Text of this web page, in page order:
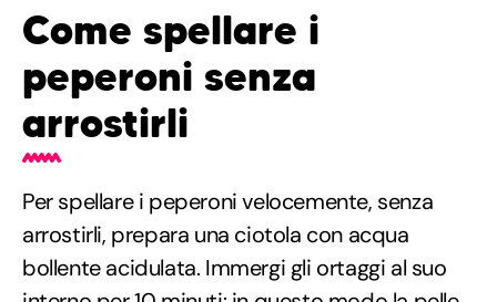
Come spellare i
peperoni senza
arrostirli
Per spellare i peperoni velocemente, senza
arrostirli, prepara una ciotola con acqua
bollente acidulata. Immergi gli ortaggi al suo